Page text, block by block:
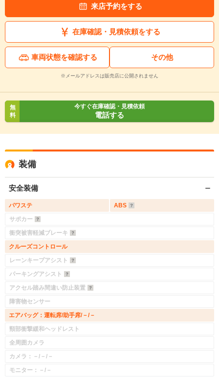
来店予約をする
在庫確認・見積依頼をする
車両状態を確認する その他
※メールアドレスは販売店に公開されません
無
料
今すぐ在庫確認・見積依頼
電話する
装備
安全装備
パワステ
ABS
サポカー
衝突被害軽減ブレーキ
クルーズコントロール
レーンキープアシスト
パーキングアシスト
アクセル踏み間違い防止装置
障害物センサー
エアバッグ：運転席/助手席/－/－
頸部衝撃緩和ヘッドレスト
全周囲カメラ
カメラ：－/－/－
モニター：－/－